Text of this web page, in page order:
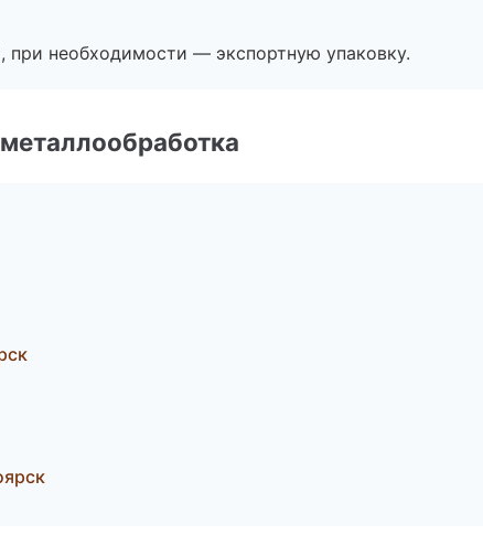
необходимости — экспортную упаковку.